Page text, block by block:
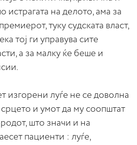
истрагата на делото, ама за
туку судската власт,
тој ги управува сите
а за малку ќе беше и
изгорени луѓе не се доволна
и умот да му соопштат
што значи и на
пациенти : луѓе,